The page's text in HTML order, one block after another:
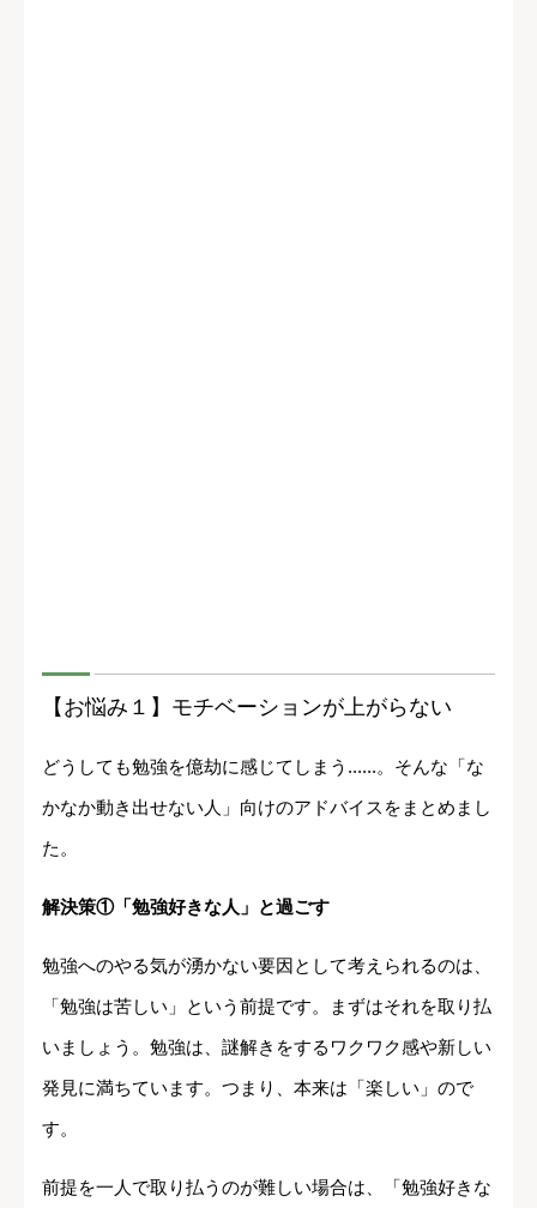
【お悩み１】モチベーションが上がらない
どうしても勉強を億劫に感じてしまう......。そんな「な
かなか動き出せない人」向けのアドバイスをまとめまし
た。
解決策①「勉強好きな人」と過ごす
勉強へのやる気が湧かない要因として考えられるのは、
「勉強は苦しい」という前提です。まずはそれを取り払
いましょう。勉強は、謎解きをするワクワク感や新しい
発見に満ちています。つまり、本来は「楽しい」ので
す。
前提を一人で取り払うのが難しい場合は、「勉強好きな